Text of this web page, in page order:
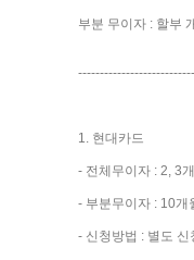
부분 무이자 : 할부
1. 현대카드
- 전체무이자 : 2, 3
- 부분무이자 : 10개
- 신청방법 : 별도 신